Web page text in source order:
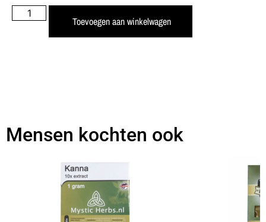
Toevoegen aan winkelwagen
Mensen kochten ook